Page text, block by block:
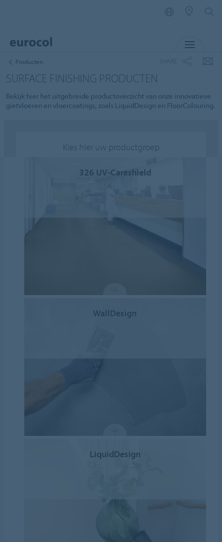
Producten
SURFACE FINISHING PRODUCTEN
Bekijk hier het uitgebreide productoverzicht van onze innovatieve
gietvloeren en vloercoatings, zoals LiquidDesign en FloorColouring.
Kies hier uw productgroep
326 UV-Careshield
WallDesign
LiquidDesign